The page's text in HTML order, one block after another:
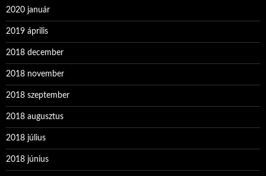
2020 január
2019 április
2018 december
2018 november
2018 szeptember
2018 augusztus
2018 július
2018 június